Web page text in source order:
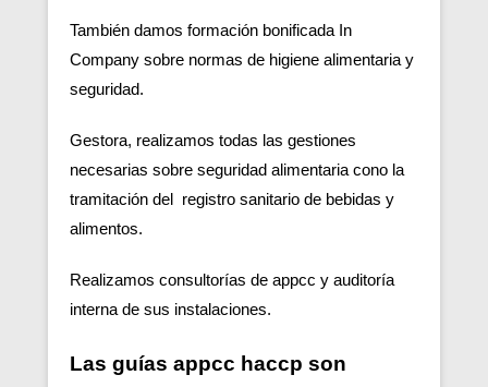
También damos formación bonificada In
Company sobre normas de higiene alimentaria y
seguridad.
Gestora, realizamos todas las gestiones
necesarias sobre seguridad alimentaria cono la
tramitación del registro sanitario de bebidas y
alimentos.
Realizamos consultorías de appcc y auditoría
interna de sus instalaciones.
Las guías appcc haccp son